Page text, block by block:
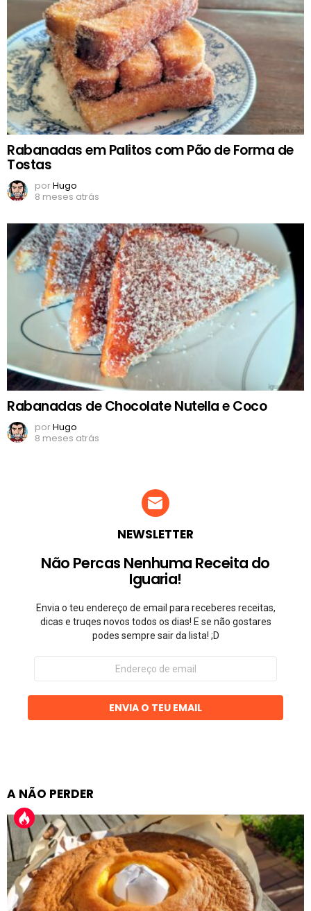
Rabanadas em Palitos com Pão de Forma de
Tostas
porHugo
8 meses atrás
Rabanadas de Chocolate Nutella e Coco
porHugo
8 meses atrás
NEWSLETTER
Não Percas Nenhuma Receita do
Iguaria!
Envia o teu endereço de email para receberes receitas,
dicas e truqes novos todos os dias! E se não gostares
podes sempre sair da lista! ;D
Endereço
email
ENVIA O TEU EMAIL
A NÃO PERDER